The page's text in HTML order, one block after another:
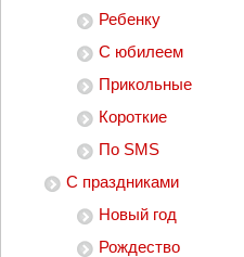
Ребенку
С юбилеем
Прикольные
Короткие
По SMS
С праздниками
Новый год
Рождество